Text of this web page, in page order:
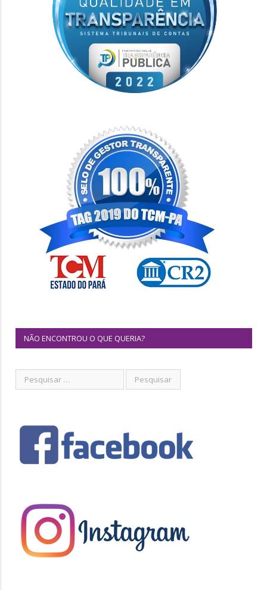
NÃO ENCONTROU O QUE QUERIA?